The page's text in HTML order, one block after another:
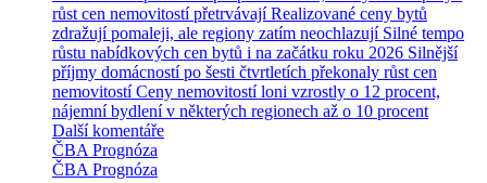
růst cen nemovitostí přetrvávají Realizované ceny bytů
zdražují pomaleji, ale regiony zatím neochlazují Silné tempo
růstu nabídkových cen bytů i na začátku roku 2026 Silnější
příjmy domácností po šesti čtvrtletích překonaly růst cen
nemovitostí Ceny nemovitostí loni vzrostly o 12 procent,
nájemní bydlení v některých regionech až o 10 procent
Další komentáře
ČBA Prognóza
ČBA Prognóza